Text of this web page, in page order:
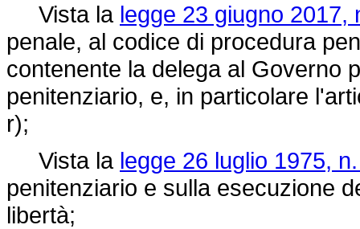
Vista la legge 23 giugno 2017,
penale, al codice di procedura
contenente la delega al Governo
penitenziario, e, in particolare
r);
Vista la legge 26 luglio 1975,
penitenziario e sulla esecuzione
libertà;